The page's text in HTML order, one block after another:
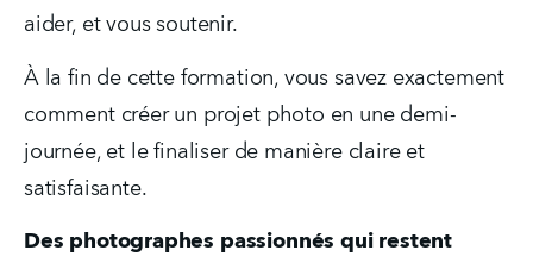
aider, et vous soutenir.
À la fin de cette formation, vous savez exactement
comment créer un projet photo en une demi-
journée, et le finaliser de manière claire et
satisfaisante.
Des photographes passionnés qui restent